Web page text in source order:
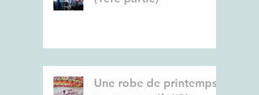
Une robe de printemps